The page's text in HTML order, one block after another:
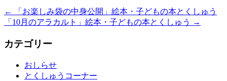
←
「お楽しみ袋の中身公開」絵本・子どもの本とくしゅう
「10月のアラカルト」絵本・子どもの本とくしゅう
→
カテゴリー
おしらせ
とくしゅうコーナー